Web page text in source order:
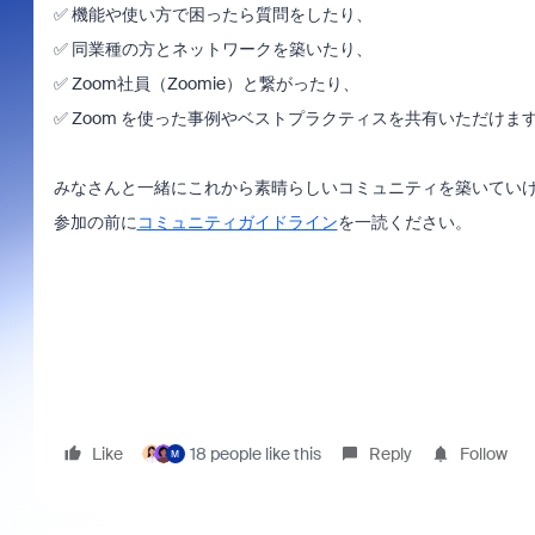
✅ 機能や使い方で困ったら質問をしたり、
✅ 同業種の方とネットワークを築いたり、
✅ Zoom社員（Zoomie）と繋がったり、
✅ Zoom を使った事例やベストプラクティスを共有いただけます
みなさんと一緒にこれから素晴らしいコミュニティを築いてい
参加の前にコミュニティガイドラインを一読ください。
Like M 18 people like this Reply Follow